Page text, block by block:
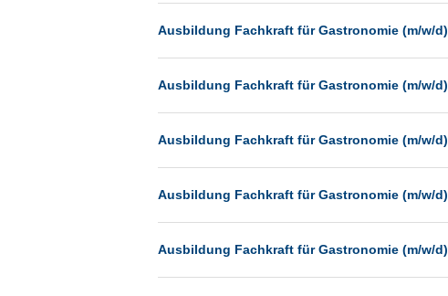
Mainz
Mannheim
München
Münster
Neu-Isenburg
Neumünster
Ausbildung Fachkraft für Gastronomie (m/w/d)
Ausbildung Fachkraft für Gastronomie (m/w/d)
Ausbildung Fachkraft für Gastronomie (m/w/d)
Ausbildung Fachkraft für Gastronomie (m/w/d)
Ausbildung Fachkraft für Gastronomie (m/w/d)